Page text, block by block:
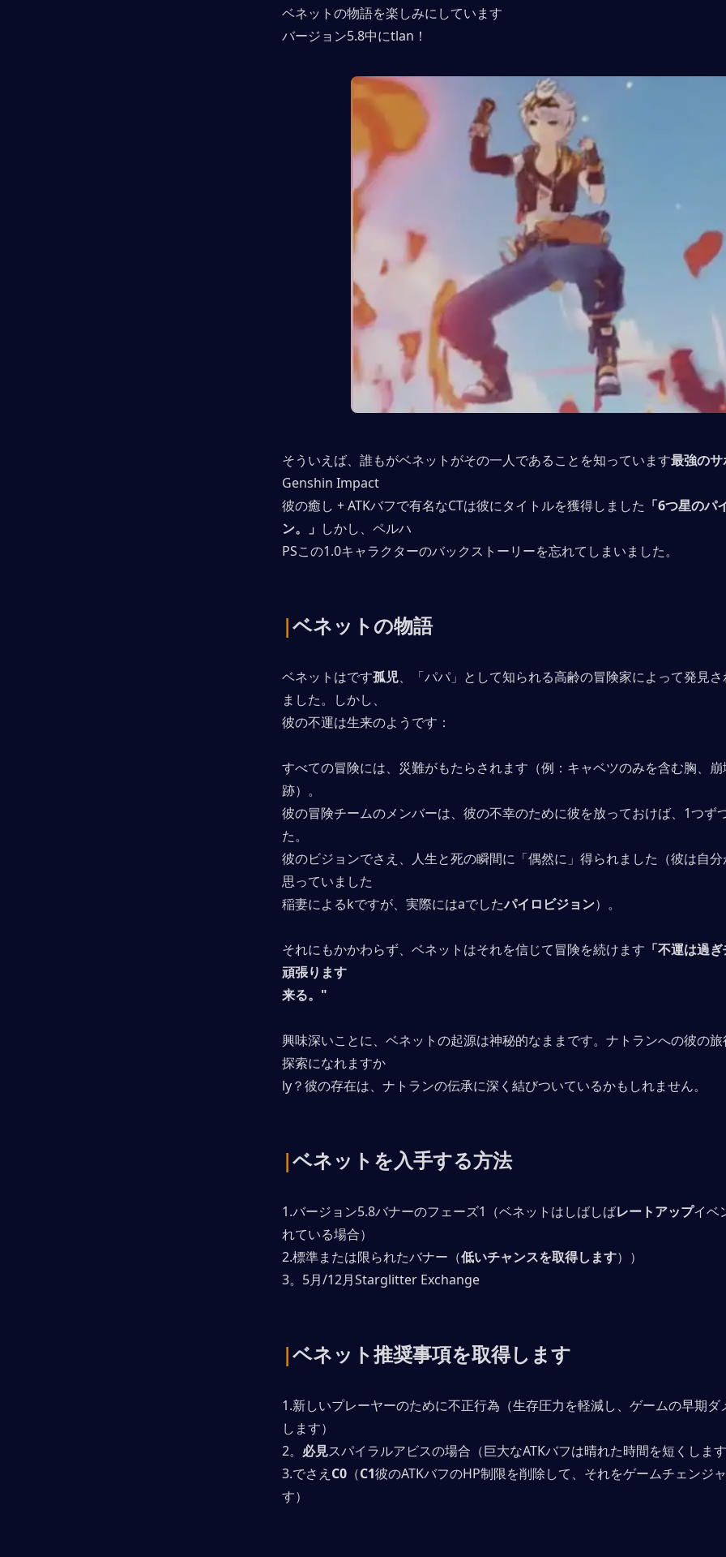
ベネットの物語を楽しみにしています
バージョン5.8中にtlan！
そういえば、誰もがベネットがその一人であることを知っています最強の
Genshin Impact
彼の癒し + ATKバフで有名なCTは彼にタイトルを獲得しました 「6つ星のパ
ン。」 しかし、ペルハ
PSこの1.0キャラクターのバックストーリーを忘れてしまいました。
|ベネットの物語
ベネットはです孤児、「パパ」として知られる高齢の冒険家によって発見
ました。しかし、
彼の不運は生来のようです：
すべての冒険には、災難がもたらされます（例：キャベツのみを含む胸、
跡）。
彼の冒険チームのメンバーは、彼の不幸のために彼を放っておけば、1つず
た。
彼のビジョンでさえ、人生と死の瞬間に「偶然に」得られました（彼は自
思っていました
稲妻によるkですが、実際にはaでしたパイロビジョン）。
それにもかかわらず、ベネットはそれを信じて冒険を続けます 「不運は過
頑張ります
来る。"
興味深いことに、ベネットの起源は神秘的なままです。ナトランへの彼の
探索になれますか
ly？彼の存在は、ナトランの伝承に深く結びついているかもしれません。
|ベネットを入手する方法
1.バージョン5.8バナーのフェーズ1（ベネットはしばしばレートアップイベ
れている場合）
2.標準または限られたバナー（低いチャンスを取得します））
3。5月/12月Starglitter Exchange
|ベネット推奨事項を取得します
1.新しいプレーヤーのために不正行為（生存圧力を軽減し、ゲームの早期ダ
します）
2。 必見スパイラルアビスの場合（巨大なATKバフは晴れた時間を短くしま
3.でさえ C0 （C1彼のATKバフのHP制限を削除して、それをゲームチェンジ
す）